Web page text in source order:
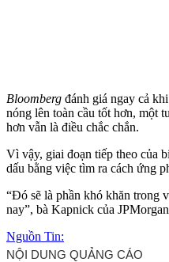
Bloomberg đánh giá ngay cả
nóng lên toàn cầu tốt hơn, một
hơn vẫn là điều chắc chắn.
Vì vậy, giai đoạn tiếp theo của
dấu bằng việc tìm ra cách ứng
“Đó sẽ là phần khó khăn trong
nay”, bà Kapnick của
Nguồn Tin: